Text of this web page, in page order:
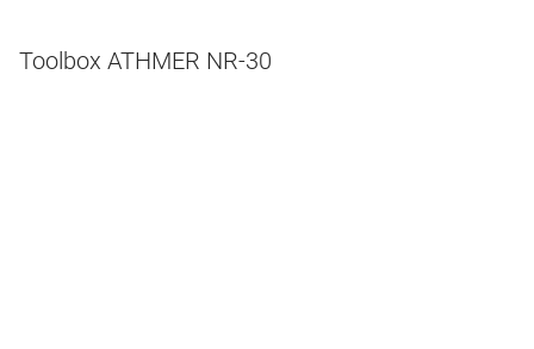
Toolbox ATHMER NR-30